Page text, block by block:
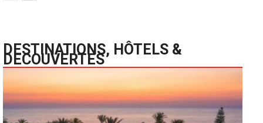
DESTINATIONS, HÔTELS &
DECOUVERTES